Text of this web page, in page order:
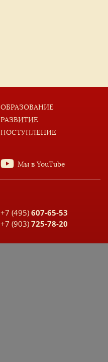
ОБРАЗОВАНИЕ
РАЗВИТИЕ
ПОСТУПЛЕНИЕ
Мы в YouTube
+7 (495) 607-65-53
+7 (903) 725-78-20